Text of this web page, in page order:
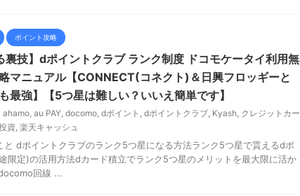
ポイント攻略
裏技】dポイントクラブ ランク制度 ドコモケータイ利用無
マニュアル【CONNECT(コネクト)＆日興フロッギーと
最強】【5つ星は難しい？いいえ簡単です】
ahamo, au PAY, docomo, dポイント , dポイントクラブ, Kyash, クレジットカー
資, 楽天キャッシュ
と dポイントクラブのランク5つ星になる方法ランク5つ星で貰えるdポ
限定)の活用方法dカード積立でランク5つ星のメリットを最大限に活か
回線 ...